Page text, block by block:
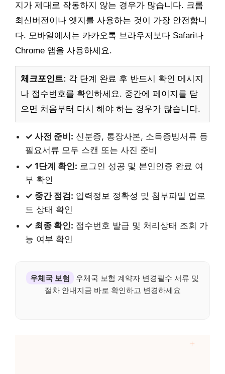
지가 제대로 작동하지 않는 경우가 많습니다. 크롬
최신버전이나 엣지를 사용하는 것이 가장 안전합니
다. 모바일에서는 카카오톡 브라우저보다 Safari나
Chrome 앱을 사용하세요.
체크포인트: 각 단계 완료 후 반드시 확인 메시지
나 접수번호를 확인하세요. 중간에 페이지를 닫
으면 처음부터 다시 해야 하는 경우가 많습니다.
✓ 사전 준비: 신분증, 통장사본, 소득증빙서류 등
필요서류 모두 스캔 또는 사진 준비
✓ 1단계 확인: 로그인 성공 및 본인인증 완료 여
부 확인
✓ 중간 점검: 입력정보 정확성 및 첨부파일 업로
드 상태 확인
✓ 최종 확인: 접수번호 발급 및 처리상태 조회 가
능 여부 확인
우체국 보험
우체국 보험 계약자 변경필수 서류 및
절차 안내지금 바로 확인하고 변경하세요